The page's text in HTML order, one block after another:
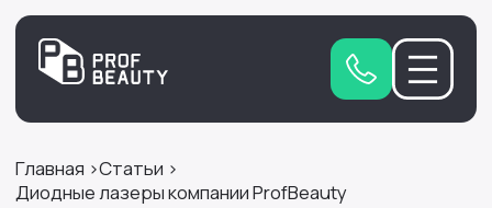
Главная
Статьи
Диодные лазеры компании ProfBeauty